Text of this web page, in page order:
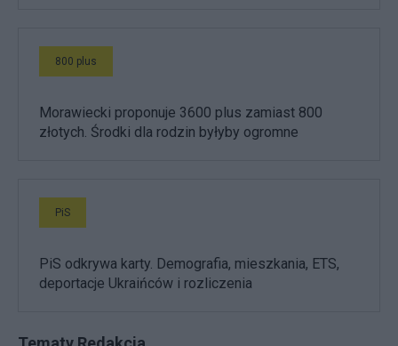
800 plus
Morawiecki proponuje 3600 plus zamiast 800
złotych. Środki dla rodzin byłyby ogromne
PiS
PiS odkrywa karty. Demografia, mieszkania, ETS,
deportacje Ukraińców i rozliczenia